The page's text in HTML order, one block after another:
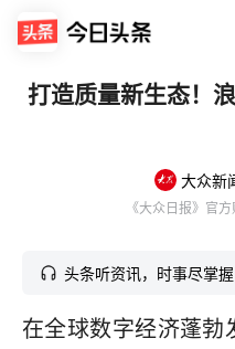
打造质量新生态！
《大众日报》官
头条听资讯，时事尽掌握
在全球数字经济蓬勃